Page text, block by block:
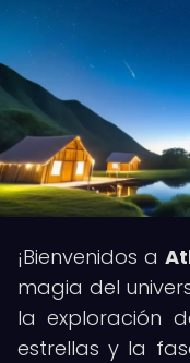
¡Bienvenidos a
magia del
la exploración
estrellas y la